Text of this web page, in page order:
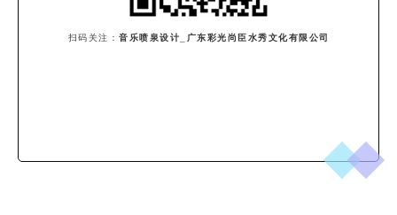
扫码关注： 音乐喷泉设计_广东彩光尚臣水秀文化有限公司